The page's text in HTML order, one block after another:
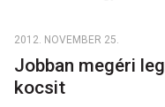
2012. NOVEMBER 25.
Jobban megéri
kocsit